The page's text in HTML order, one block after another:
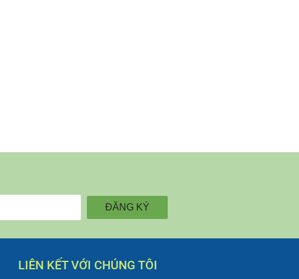
ĐĂNG KÝ
LIÊN KẾT VỚI CHÚNG TÔI